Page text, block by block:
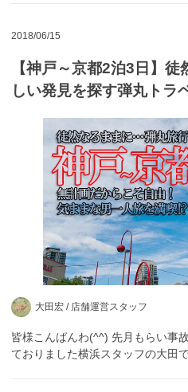
2018/06/15
【神戸～京都2泊3日】
しい発見を探す弾丸トラ
大田宏 / 店舗運営スタッフ
皆様こんばんわ(^^) 先月もらい事
ておりました横浜スタッフの大田